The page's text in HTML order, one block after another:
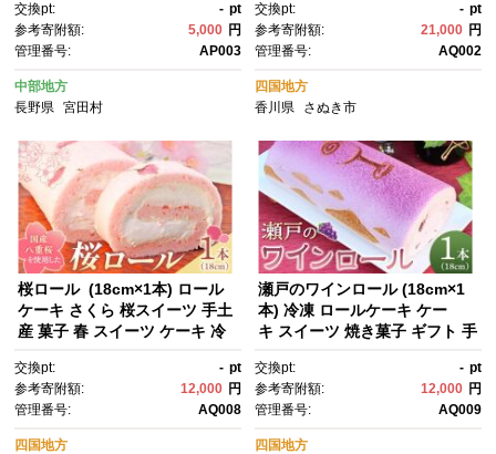
野 信州 高級 特産品 ギフト お
祝い 贈答 プレゼント）
交換pt: - pt
参考寄附額:
5,000 円
管理番号:
AP003
中部地方
長野県
宮田村
ート スイーツ 風月堂
交換pt: - pt
参考寄附額:
21,000 円
管理番号:
AQ002
四国地方
香川県
さぬき市
桜ロール (18cm×1本) ロール
ケーキ さくら 桜スイーツ 手土
産 菓子 春 スイーツ ケーキ 冷
交換pt: - pt
参考寄附額:
12,000 円
管理番号:
AQ008
四国地方
瀬戸のワインロール (18cm×1
本) 冷凍 ロールケーキ ケー
キ スイーツ 焼き菓子 ギフト 手
交換pt: - pt
参考寄附額:
12,000 円
管理番号:
AQ009
四国地方